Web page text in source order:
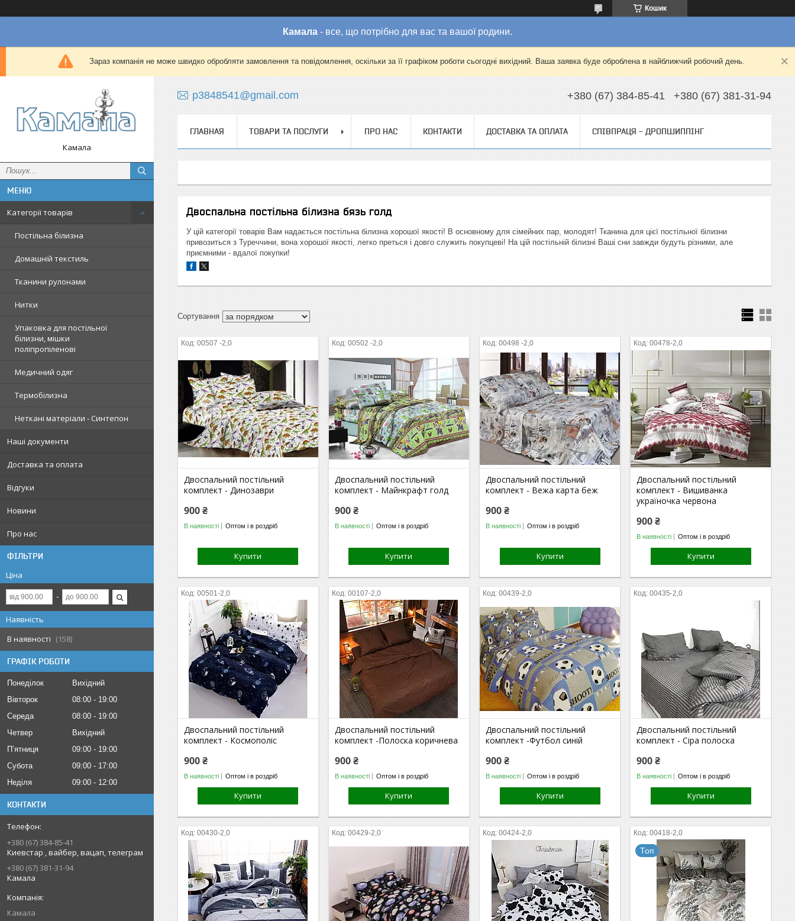
Кошик
Камала - все, що потрібно для вас та вашої родини.
Зараз компанія не може швидко обробляти замовлення та повідомлення, оскільки за її графіком роботи сьогодні вихідний. Ваша заявка буде оброблена в найближчий робочий день.
Камала
Категорії товарів
Постільна білизна
Домашній текстиль
Тканини рулонами
Нитки
Упаковка для постільної
білизни, мішки
поліпропіленові
Медичний одяг
Термобілизна
Неткані матеріали - Синтепон
Наші документи
Доставка та оплата
Відгуки
Новини
Про нас
ФІЛЬТРИ
Ціна
Наявність
В наявності
158
ГРАФІК РОБОТИ
Понеділок
Вихідний
Вівторок
08:00
19:00
Середа
08:00
19:00
Четвер
Вихідний
Пʼятниця
09:00
19:00
Субота
09:00
17:00
Неділя
09:00 12:00
КОНТАКТИ
+380 (67) 384-85-41
Киевстар , вайбер, вацап, телеграм
+380 (67) 381-31-94
Камала
Камала
p3848541@gmail.com +380 (67) 384-85-41 +380 (67) 381-31-94
ГЛАВНАЯ ТОВАРИ ТА ПОСЛУГИ ПРО НАС КОНТАКТИ ДОСТАВКА ТА ОПЛАТА СПІВПРАЦЯ - ДРОПШИППІНГ
Двоспальна постільна білизна бязь голд
У цій категорії товарів Вам надається постільна білизна хорошої якості! В основному для сімейних пар, молодят! Тканина для цієї постільної білизни
привозиться з Туреччини, вона хорошої якості, легко преться і довго служить покупцеві! На цій постільній білизні Ваші сни завжди будуть різними, але
приємними - вдалої покупки!
00507 -2,0
Двоспальний постільний
комплект - Динозаври
900 ₴
В наявності Оптом і в роздріб
Купити
00502 -2,0
Двоспальний постільний
комплект - Майнкрафт голд
900 ₴
В наявності Оптом і в роздріб
Купити
00498 -2,0
Двоспальний постільний
комплект - Вежа карта беж
900 ₴
В наявності Оптом і в роздріб
Купити
00478-2,0
Двоспальний постільний
комплект - Вишиванка
україночка червона
900 ₴
В наявності Оптом і в роздріб
Купити
00501-2,0
Двоспальний постільний
комплект - Космополіс
900 ₴
В наявності Оптом і в роздріб
Купити
00107-2,0
Двоспальний постільний
комплект -Полоска коричнева
900 ₴
В наявності Оптом і в роздріб
Купити
00439-2,0
Двоспальний постільний
комплект -Футбол синій
900 ₴
В наявності Оптом і в роздріб
Купити
00435-2,0
Двоспальний постільний
комплект - Сіра полоска
900 ₴
В наявності Оптом і в роздріб
Купити
00430-2,0 00429-2,0 00424-2,0 00418-2,0
Топ